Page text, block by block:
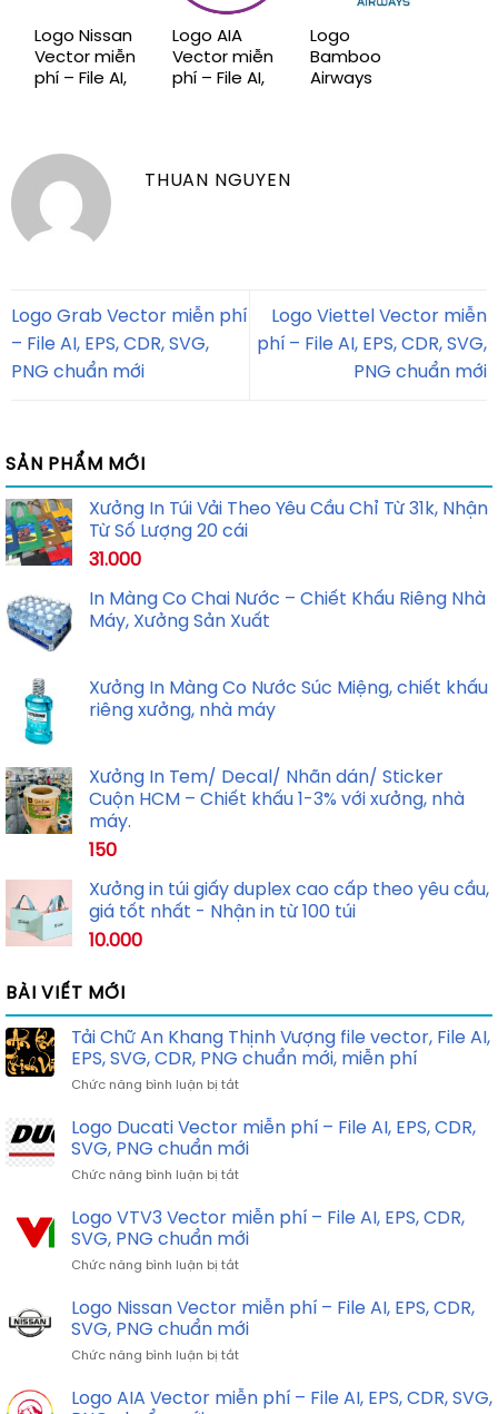
Logo Nissan
Vector miễn
phí – File AI,
Logo AIA
Vector miễn
phí – File AI,
Logo
Bamboo
Airways
THUAN NGUYEN
Logo Grab Vector miễn phí
– File AI, EPS, CDR, SVG,
PNG chuẩn mới
Logo Viettel Vector miễn
phí – File AI, EPS, CDR, SVG,
PNG chuẩn mới
SẢN PHẨM MỚI
Xưởng In Túi Vải Theo Yêu Cầu Chỉ Từ 31k, Nhận
Từ Số Lượng 20 cái
31.000
In Màng Co Chai Nước – Chiết Khấu Riêng Nhà
Máy, Xưởng Sản Xuất
Xưởng In Màng Co Nước Súc Miệng, chiết khấu
riêng xưởng, nhà máy
Xưởng In Tem/ Decal/ Nhãn dán/ Sticker
Cuộn HCM – Chiết khấu 1-3% với xưởng, nhà
máy.
150
Xưởng in túi giấy duplex cao cấp theo yêu cầu,
giá tốt nhất - Nhận in từ 100 túi
10.000
BÀI VIẾT MỚI
Tải Chữ An Khang Thịnh Vượng file vector, File AI,
EPS, SVG, CDR, PNG chuẩn mới, miễn phí
Chức năng bình luận bị tắtở
Chữ
An
Thịnh
file
vector,
AI,
SVG,
CDR,
mới,
miễn
Logo Ducati Vector miễn phí – File AI, EPS, CDR,
SVG, PNG chuẩn mới
Chức năng bình luận bị tắtở
Ducati
Vector
phí
File
AI,
CDR,
PNG
Logo VTV3 Vector miễn phí – File AI, EPS, CDR,
SVG, PNG chuẩn mới
Chức năng bình luận bị tắtở
VTV3
Vector
phí
File
Logo Nissan Vector miễn phí – File AI, EPS, CDR,
SVG, PNG chuẩn mới
Chức năng bình luận bị tắtở
Nissan
Vector
Logo AIA Vector miễn phí – File AI, EPS, CDR, SVG,